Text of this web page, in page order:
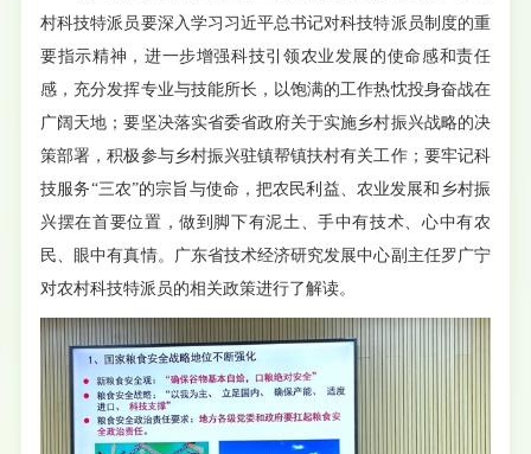
村科技特派员要深入学习习近平总书记对科技特派员制度的重
要指示精神，进一步增强科技引领农业发展的使命感和责任
感，充分发挥专业与技能所长，以饱满的工作热忱投身奋战在
广阔天地；要坚决落实省委省政府关于实施乡村振兴战略的决
策部署，积极参与乡村振兴驻镇帮镇扶村有关工作；要牢记科
技服务“三农”的宗旨与使命，把农民利益、农业发展和乡村振
兴摆在首要位置，做到脚下有泥土、手中有技术、心中有农
民、眼中有真情。广东省技术经济研究发展中心副主任罗广宁
对农村科技特派员的相关政策进行了解读。